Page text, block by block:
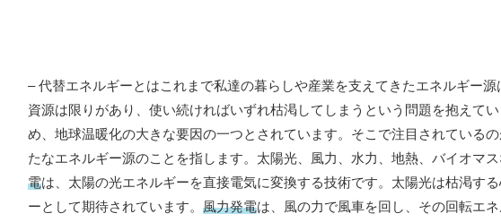
– 代替エネルギーとはこれまで私達の暮らしや産業を支えてきたエネルギー
資源は限りがあり、使い続ければいずれ枯渇してしまうという問題を抱えて
め、地球温暖化の大きな要因の一つとされています。そこで注目されている
たなエネルギー源のことを指します。太陽光、風力、水力、地熱、バイオマ
電は、太陽の光エネルギーを直接電気に変換する技術です。太陽光は枯渇す
ーとして期待されています。 風力発電は、風の力で風車を回し、その回転エ